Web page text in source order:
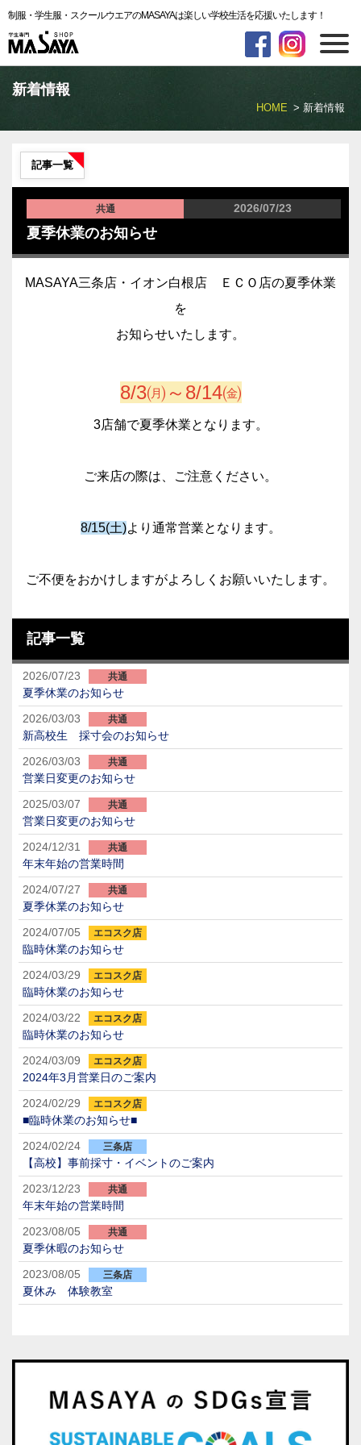
制服・学生服・スクールウエアのMASAYAは楽しい学校生活を応援いたします！
新着情報
HOME 新着情報
記事一覧
共通 2026/07/23
夏季休業のお知らせ
MASAYA三条店・イオン白根店 ＥＣＯ店の夏季休業
を
お知らせいたします。
8/3㈪～8/14㈮
3店舗で夏季休業となります。
ご来店の際は、ご注意ください。
8/15(土)より通常営業となります。
ご不便をおかけしますがよろしくお願いいたします。
記事一覧
2026/07/23 共通
夏季休業のお知らせ
2026/03/03
共通
新高校生 採寸会のお知らせ
2026/03/03
共通
営業日変更のお知らせ
2025/03/07
共通
営業日変更のお知らせ
2024/12/31
共通
年末年始の営業時間
2024/07/27
共通
夏季休業のお知らせ
2024/07/05
エコスク店
臨時休業のお知らせ
2024/03/29
エコスク店
臨時休業のお知らせ
2024/03/22
エコスク店
臨時休業のお知らせ
2024/03/09
エコスク店
2024年3月営業日のご案内
2024/02/29
エコスク店
■臨時休業のお知らせ■
2024/02/24
三条店
【高校】事前採寸・イベントのご案内
2023/12/23
共通
年末年始の営業時間
2023/08/05
共通
夏季休暇のお知らせ
2023/08/05
三条店
夏休み 体験教室